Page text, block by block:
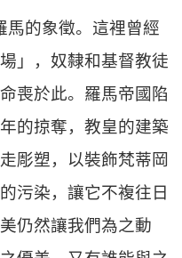
馬的象徵。這裡曾經
」，奴隸和基督教徒
喪於此。羅馬帝國陷
的掠奪，教皇的建築
彫塑，以裝飾梵蒂岡
污染，讓它不複往日
仍然讓我們為之動